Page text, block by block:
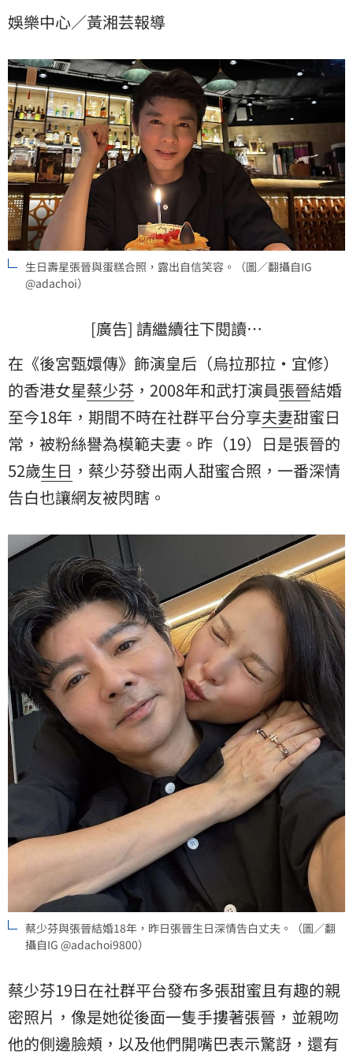
娛樂中心／黃湘芸報導
生日壽星張晉與蛋糕合照，露出自信笑容。（圖／翻攝自IG
@adachoi）
[廣告] 請繼續往下閱讀…
在《後宮甄嬛傳》飾演皇后（烏拉那拉·宜修）
的香港女星蔡少芬 ，2008年和武打演員張晉結婚
至今18年，期間不時在社群平台分享夫妻甜蜜日
常，被粉絲譽為模範夫妻。昨（19）日是張晉的
52歲生日 ，蔡少芬發出兩人甜蜜合照，一番深情
告白也讓網友被閃瞎。
蔡少芬與張晉結婚18年，昨日張晉生日深情告白丈夫。（圖／翻
攝自IG @adachoi9800）
蔡少芬19日在社群平台發布多張甜蜜且有趣的親
密照片，像是她從後面一隻手摟著張晉，並親吻
他的側邊臉頰，以及他們開嘴巴表示驚訝，還有